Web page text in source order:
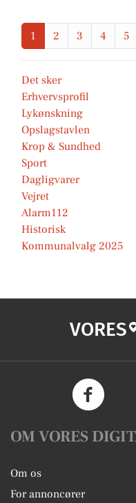
1 2 3 4 5
Det sker
Erhvervsprofil
Lykønskning
Opslagstavlen
Krop & Sundhed
Sport
Dagligvarer
Vejret
Alarm112
Historisk
Kommunalvalg 2025
VORES
OM VORES
Om os
For annoncører